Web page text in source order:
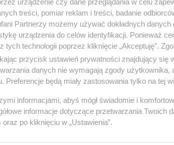
wobec posła Koalicji
wobec spółki Polnord i krytykował
tymczasowego aresztowania. We
Reklama
treści, pomiar reklam i treści, badanie
Partnerzy możemy używać dokładnych
urządzenia do celów identyfikacji. Ponieważ
tych technologii poprzez kliknięcie „Akceptuję”.
przycisk ustawień prywatności znajdujący się
danych nie wymagają zgody
Preferencje będą miały zastosowania tylko na tej
informacjami, abyś mógł świadomie i
informacje dotyczące przetwarzania Twoich
oraz po kliknięciu w „Ustawienia”.